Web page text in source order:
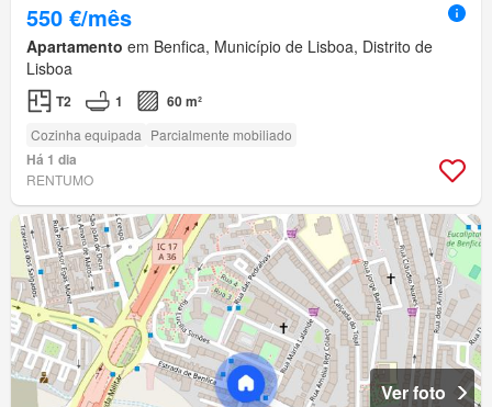
550 €/mês
Apartamento em Benfica, Município de Lisboa, Distrito de
Lisboa
T2 1 60 m²
Cozinha equipada Parcialmente mobiliado
Há 1 dia
RENTUMO
Ver foto